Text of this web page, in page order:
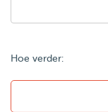
Hoe verder: